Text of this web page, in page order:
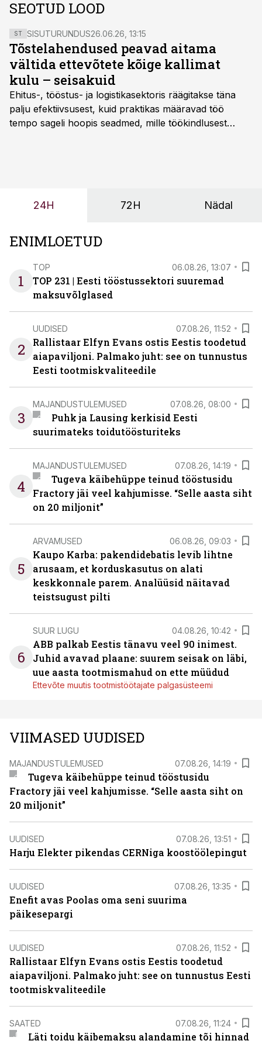
SEOTUD LOOD
ST SISUTURUNDUS26.06.26, 13:15
Tõstelahendused peavad aitama
vältida ettevõtete kõige kallimat
kulu – seisakuid
Ehitus-, tööstus- ja logistikasektoris räägitakse täna
palju efektiivsusest, kuid praktikas määravad töö
tempo sageli hoopis seadmed, mille töökindlusest
24H 72H Nädal
ENIMLOETUD
1
TOP 06.08.26, 13:07
TOP 231 | Eesti tööstussektori suuremad
maksuvõlglased
2
UUDISED 07.08.26, 11:52
Rallistaar Elfyn Evans ostis Eestis toodetud
aiapaviljoni. Palmako juht: see on tunnustus
Eesti tootmiskvaliteedile
3
MAJANDUSTULEMUSED 07.08.26, 08:00
Puhk ja Lausing kerkisid Eesti
suurimateks toidutöösturiteks
4
MAJANDUSTULEMUSED 07.08.26, 14:19
Tugeva käibehüppe teinud tööstusidu
Fractory jäi veel kahjumisse. “Selle aasta siht
on 20 miljonit”
5
ARVAMUSED 06.08.26, 09:03
Kaupo Karba: pakendidebatis levib lihtne
arusaam, et korduskasutus on alati
keskkonnale parem. Analüüsid näitavad
teistsugust pilti
6
SUUR LUGU 04.08.26, 10:42
ABB palkab Eestis tänavu veel 90 inimest.
Juhid avavad plaane: suurem seisak on läbi,
uue aasta tootmismahud on ette müüdud
Ettevõte muutis tootmistöötajate palgasüsteemi
VIIMASED UUDISED
MAJANDUSTULEMUSED 07.08.26, 14:19
Tugeva käibehüppe teinud tööstusidu
Fractory jäi veel kahjumisse. “Selle aasta siht on
20 miljonit”
UUDISED 07.08.26, 13:51
Harju Elekter pikendas CERNiga koostöölepingut
UUDISED 07.08.26, 13:35
Enefit avas Poolas oma seni suurima
päikesepargi
UUDISED 07.08.26, 11:52
Rallistaar Elfyn Evans ostis Eestis toodetud
aiapaviljoni. Palmako juht: see on tunnustus Eesti
tootmiskvaliteedile
SAATED 07.08.26, 11:24
Läti toidu käibemaksu alandamine tõi hinnad